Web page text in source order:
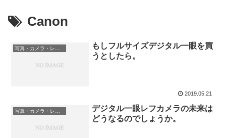
Canon
もしフルサイズデジタル一眼を買
うとしたら。
2019.05.21
デジタル一眼レフカメラの未来は
どうなるのでしょうか。